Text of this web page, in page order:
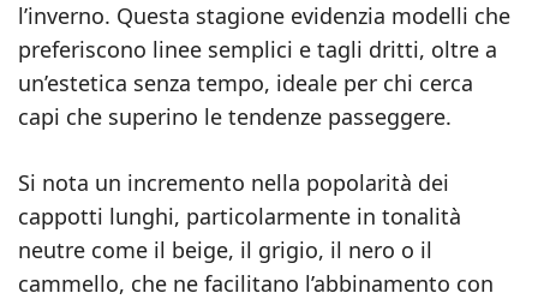
l’inverno. Questa stagione evidenzia modelli che
preferiscono linee semplici e tagli dritti, oltre a
un’estetica senza tempo, ideale per chi cerca
capi che superino le tendenze passeggere.
Si nota un incremento nella popolarità dei
cappotti lunghi, particolarmente in tonalità
neutre come il beige, il grigio, il nero o il
cammello, che ne facilitano l’abbinamento con